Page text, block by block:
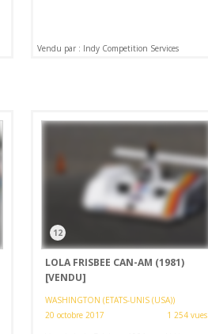
Vendu par : Indy Competition Services
12
LOLA FRISBEE CAN-AM (1981)
[VENDU]
WASHINGTON (ETATS-UNIS (USA))
20 octobre 2017
1 254 vues